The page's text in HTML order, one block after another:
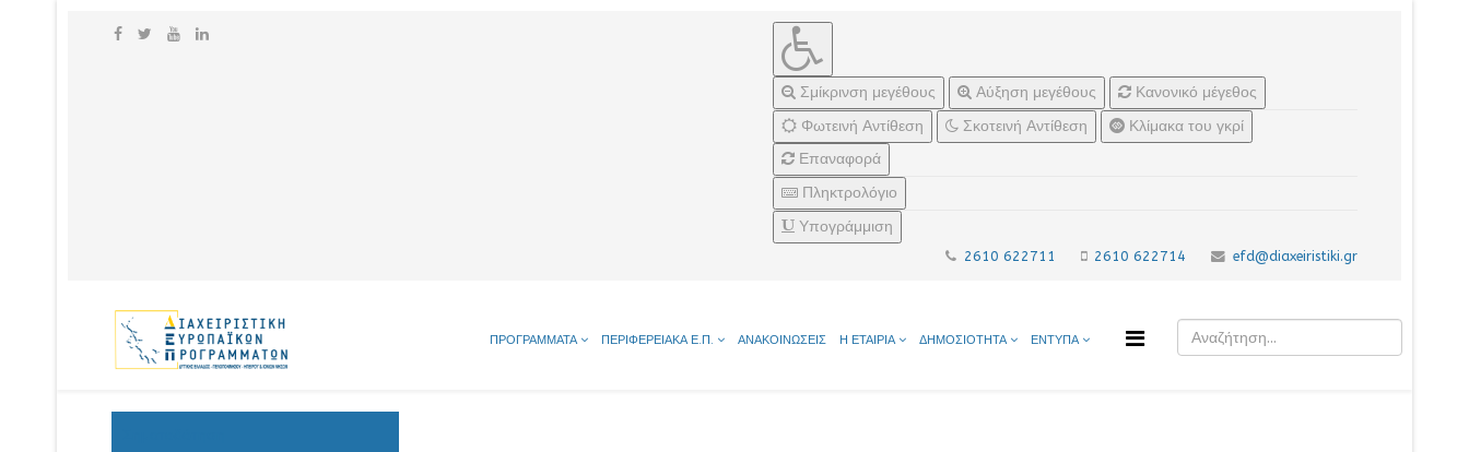
Σμίκρινση μεγέθους Αύξηση μεγέθους
Κανονικό μέγεθος
Φωτεινή Αντίθεση
Σκοτεινή Αντίθεση
Κλίμακα του γκρί
Επαναφορά
Πληκτρολόγιο
Υπογράμμιση
2610 622711 2610 622714 efd@diaxeiristiki.gr
ΠΡΟΓΡΑΜΜΑΤΑ ΠΕΡΙΦΕΡΕΙΑΚΑ Ε.Π. ΑΝΑΚΟΙΝΩΣΕΙΣ Η ΕΤΑΙΡΙΑ ΔΗΜΟΣΙΟΤΗΤΑ ΕΝΤΥΠΑ